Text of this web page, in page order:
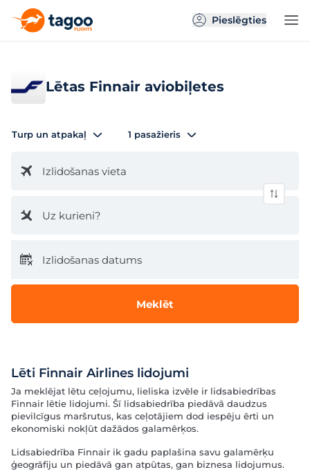
Pieslēgties
Lētas Finnair aviobiļetes
Turp un atpakaļ 1 pasažieris
Izlidošanas vieta
Uz kurieni?
Izlidošanas datums
Meklēt
Lēti Finnair Airlines lidojumi
Ja meklējat lētu ceļojumu, lieliska izvēle ir lidsabiedrības
Finnair lētie lidojumi. Šī lidsabiedrība piedāvā daudzus
pievilcīgus maršrutus, kas ceļotājiem dod iespēju ērti un
ekonomiski nokļūt dažādos galamērķos.
Lidsabiedrība Finnair ik gadu paplašina savu galamērķu
ģeogrāfiju un piedāvā gan atpūtas, gan biznesa lidojumus.